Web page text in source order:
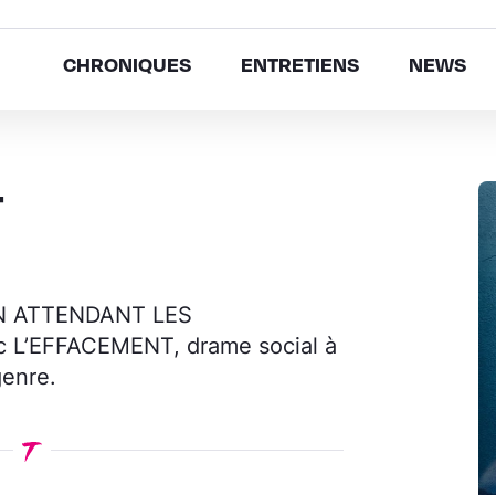
CHRONIQUES ENTRETIENS NEWS
ATTENDANT LES
drame social à